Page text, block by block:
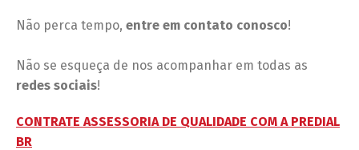
Não perca tempo, entre em contato conosco!
Não se esqueça de nos acompanhar em todas as
redes sociais!
CONTRATE ASSESSORIA DE QUALIDADE COM A PREDIAL
BR